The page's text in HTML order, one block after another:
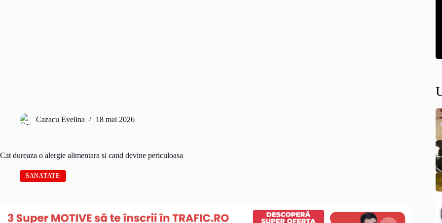
Cazacu Evelina 18 mai 2026
Cat dureaza o alergie alimentara si cand devine periculoasa
SANATATE